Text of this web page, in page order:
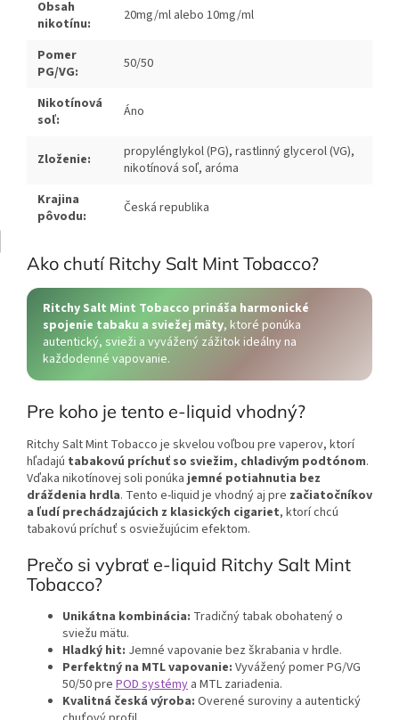
Obsah
nikotínu:
20mg/ml alebo 10mg/ml
Pomer
PG/VG:
50/50
Nikotínová
soľ:
Áno
Zloženie:
propylénglykol (PG), rastlinný glycerol (VG),
nikotínová soľ, aróma
Krajina
pôvodu:
Česká republika
Ako chutí Ritchy Salt Mint Tobacco?
Ritchy Salt Mint Tobacco prináša harmonické
spojenie tabaku a sviežej mäty, ktoré ponúka
autentický, svieži a vyvážený zážitok ideálny na
každodenné vapovanie.
Pre koho je tento e-liquid vhodný?
Ritchy Salt Mint Tobacco je skvelou voľbou pre vaperov, ktorí
hľadajú tabakovú príchuť so sviežim, chladivým podtónom.
Vďaka nikotínovej soli ponúka jemné potiahnutia bez
dráždenia hrdla. Tento e-liquid je vhodný aj pre začiatočníkov
a ľudí prechádzajúcich z klasických cigariet, ktorí chcú
tabakovú príchuť s osviežujúcim efektom.
Prečo si vybrať e-liquid Ritchy Salt Mint
Tobacco?
Unikátna kombinácia: Tradičný tabak obohatený o
sviežu mätu.
Hladký hit: Jemné vapovanie bez škrabania v hrdle.
Perfektný na MTL vapovanie: Vyvážený pomer PG/VG
50/50 pre POD systémy a MTL zariadenia.
Kvalitná česká výroba: Overené suroviny a autentický